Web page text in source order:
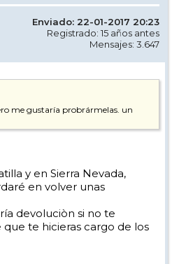
Enviado: 22-01-2017 20:23
Registrado: 15 años antes
Mensajes: 3.647
me gustaría probrármelas. un
y en Sierra Nevada,
en volver unas
devoluciòn si no te
te hicieras cargo de los